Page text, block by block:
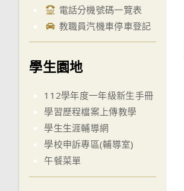
電話分機號碼一覽表
教職員汽機車停車登記
學生園地
112學年度一年級新生手冊
學習歷程檔案上傳教學
學生生涯輔導網
學校申訴專區(輔導室)
午餐菜單